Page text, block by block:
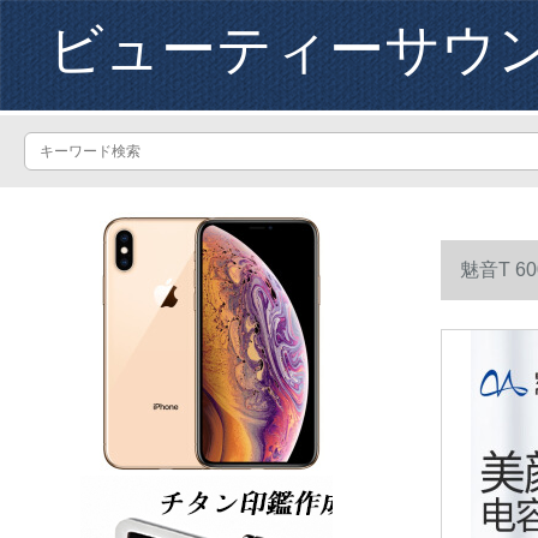
ビューティーサウ
魅音T
台を持つ